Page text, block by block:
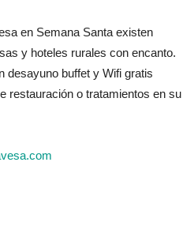
en Semana Santa existen
y hoteles rurales con encanto.
desayuno buffet y Wifi gratis
restauración o tratamientos en su